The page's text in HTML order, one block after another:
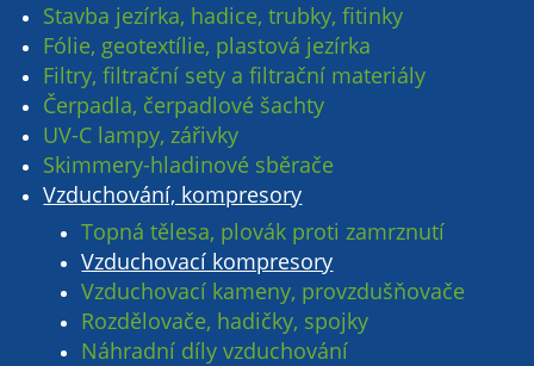
Stavba jezírka, hadice, trubky, fitinky
Fólie, geotextílie, plastová jezírka
Filtry, filtrační sety a filtrační materiály
Čerpadla, čerpadlové šachty
UV-C lampy, zářivky
Skimmery-hladinové sběrače
Vzduchování, kompresory
Topná tělesa, plovák proti zamrznutí
Vzduchovací kompresory
Vzduchovací kameny, provzdušňovače
Rozdělovače, hadičky, spojky
Náhradní díly vzduchování